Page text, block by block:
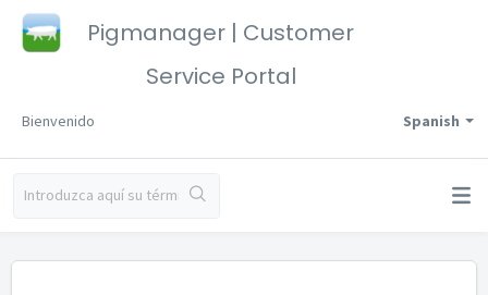
Pigmanager | Customer
Service Portal
Spanish
Bienvenido